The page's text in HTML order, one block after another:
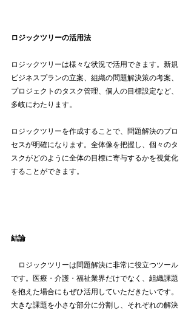
ロジックツリーの活用法
ロジックツリーは様々な状況で活用できます。新規
ビジネスプランの立案、組織の問題解決策の考案、
プロジェクトのタスク管理、個人の目標設定など、
多岐にわたります。
ロジックツリーを作成することで、問題解決のプロ
セスが明確になります。全体像を把握し、個々のタ
スクがどのように全体の目標に寄与するかを視覚化
することができます。
結論
ロジックツリーは問題解決に非常に役立つツール
です。医療・介護・福祉業界だけでなく、組織課題
を抱えた場合にもぜひ活用していただきたいです。
大きな課題を小さな部分に分割し、それぞれの解決